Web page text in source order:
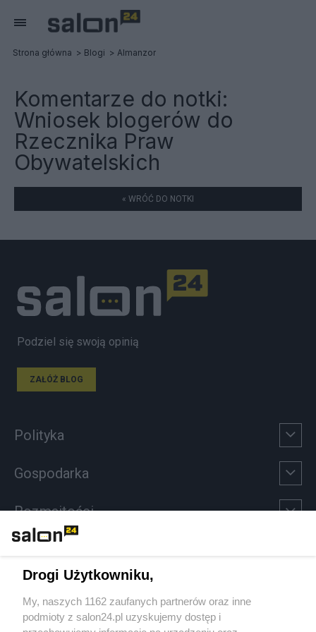
Strona główna Blogi Almanzor
Komentarze do notki:
Wniosek blogerów do
Rzecznika Praw
Obywatelskich
« WRÓĆ DO NOTKI
Podziel się swoją opinią
ZAŁÓŻ BLOG
Polityka
Gospodarka
Rozmaitości
Sport
Społeczeństwo
Drogi Użytkowniku,
My, naszych 1162 zaufanych partnerów oraz inne
podmioty z salon24.pl uzyskujemy dostęp i